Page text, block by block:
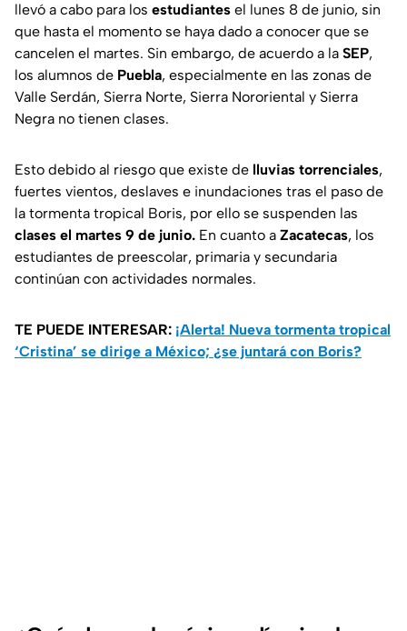
llevó a cabo para los estudiantes el lunes 8 de junio, sin
que hasta el momento se haya dado a conocer que se
cancelen el martes. Sin embargo, de acuerdo a la SEP,
los alumnos de Puebla, especialmente en las zonas de
Valle Serdán, Sierra Norte, Sierra Nororiental y Sierra
Negra no tienen clases.
Esto debido al riesgo que existe de lluvias torrenciales,
fuertes vientos, deslaves e inundaciones tras el paso de
la tormenta tropical Boris, por ello se suspenden las
clases el martes 9 de junio. En cuanto a Zacatecas, los
estudiantes de preescolar, primaria y secundaria
continúan con actividades normales.
TE PUEDE INTERESAR: ¡Alerta! Nueva tormenta tropical
‘Cristina’ se dirige a México; ¿se juntará con Boris?